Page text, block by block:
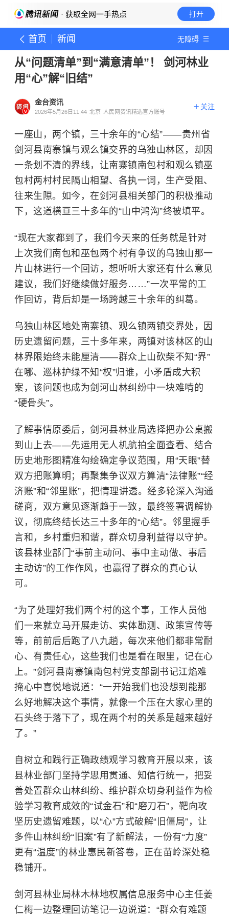
· 获取全网一手热点 打开
首页 新闻 无障碍
从“问题清单”到“满意清单”！ 剑河林业
用“心”解“旧结”
金台资讯
2026年5月26日11:44 北京 人民网资讯精选官方账号
关注
一座山，两个镇，三十余年的“心结”——贵州省
剑河县南寨镇与观么镇交界的乌独山林区，却因
一条划不清的界线，让南寨镇南包村和观么镇巫
包村两村村民隔山相望、各执一词，生产受阻、
往来生隙。如今，在剑河县相关部门的积极推动
下，这道横亘三十多年的“山中鸿沟”终被填平。
“现在大家都到了，我们今天来的任务就是针对
上次我们南包和巫包两个村有争议的乌独山那一
片山林进行一个回访，想听听大家还有什么意见
建议，我们好继续做好服务……”一次平常的工
作回访，背后却是一场跨越三十余年的纠葛。
乌独山林区地处南寨镇、观么镇两镇交界处，因
历史遗留问题，三十多年来，两镇对该林区的山
林界限始终未能厘清——群众上山砍柴不知“界”
在哪、巡林护绿不知“权”归谁，小矛盾成大积
案，该问题也成为剑河山林纠纷中一块难啃的
“硬骨头”。
了解事情原委后，剑河县林业局选择把办公桌搬
到山上去——先运用无人机航拍全面查看、结合
历史地形图精准勾绘确定争议范围，用“天眼”替
双方把账算明；再聚集争议双方算清“法律账”“经
济账”和“邻里账”，把情理讲透。经多轮深入沟通
磋商，双方意见逐渐趋于一致，最终签署调解协
议，彻底终结长达三十多年的“心结”。邻里握手
言和，乡村重归和谐，群众切身利益得以守护。
该县林业部门“事前主动问、事中主动做、事后
主动访”的工作作风，也赢得了群众的真心认
可。
“为了处理好我们两个村的这个事，工作人员他
们一来就立马开展走访、实体勘测、政策宣传等
等，前前后后跑了八九趟，每次来他们都非常耐
心、有责任心，这些我们也是看在眼里，记在心
上。”剑河县南寨镇南包村党支部副书记江焰难
掩心中喜悦地说道：“一开始我们也没想到能那
么好地解决这个事情，就像一个压在大家心里的
石头终于落下了，现在两个村的关系是越来越好
了。”
自树立和践行正确政绩观学习教育开展以来，该
县林业部门坚持学思用贯通、知信行统一，把妥
善处置群众山林纠纷、维护群众切身利益作为检
验学习教育成效的“试金石”和“磨刀石”，靶向攻
坚历史遗留难题，以“心”方式破解“旧僵局”，让
多件山林纠纷“旧案”有了新解法，一份有“力度”
更有“温度”的林业惠民新答卷，正在苗岭深处稳
稳铺开。
剑河县林业局林木林地权属信息服务中心主任姜
仁梅一边整理回访笔记一边说道：“群众有难题